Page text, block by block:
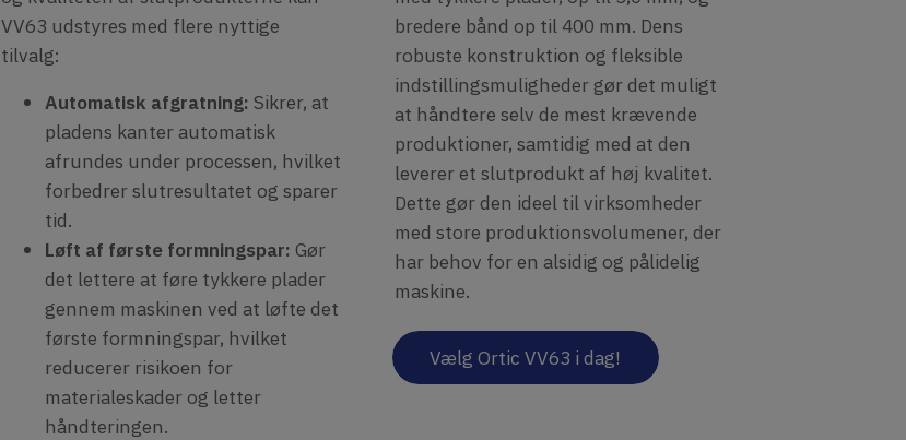
VV63 udstyres med flere nyttige
tilvalg:
Automatisk afgratning: Sikrer, at
pladens kanter automatisk
afrundes under processen, hvilket
forbedrer slutresultatet og sparer
tid.
Løft af første formningspar: Gør
det lettere at føre tykkere plader
gennem maskinen ved at løfte det
første formningspar, hvilket
reducerer risikoen for
materialeskader og letter
håndteringen.
bredere bånd op til 400 mm. Dens
robuste konstruktion og fleksible
indstillingsmuligheder gør det muligt
at håndtere selv de mest krævende
produktioner, samtidig med at den
leverer et slutprodukt af høj kvalitet.
Dette gør den ideel til virksomheder
med store produktionsvolumener, der
har behov for en alsidig og pålidelig
maskine.
Vælg Ortic VV63 i dag!